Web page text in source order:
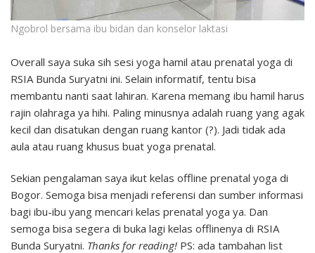
Ngobrol bersama ibu bidan dan konselor laktasi
Overall saya suka sih sesi yoga hamil atau prenatal yoga di
RSIA Bunda Suryatni ini. Selain informatif, tentu bisa
membantu nanti saat lahiran. Karena memang ibu hamil harus
rajin olahraga ya hihi. Paling minusnya adalah ruang yang agak
kecil dan disatukan dengan ruang kantor (?). Jadi tidak ada
aula atau ruang khusus buat yoga prenatal.
Sekian pengalaman saya ikut kelas offline prenatal yoga di
Bogor. Semoga bisa menjadi referensi dan sumber informasi
bagi ibu-ibu yang mencari kelas prenatal yoga ya. Dan
semoga bisa segera di buka lagi kelas offlinenya di RSIA
Bunda Suryatni. Thanks for reading! PS: ada tambahan list